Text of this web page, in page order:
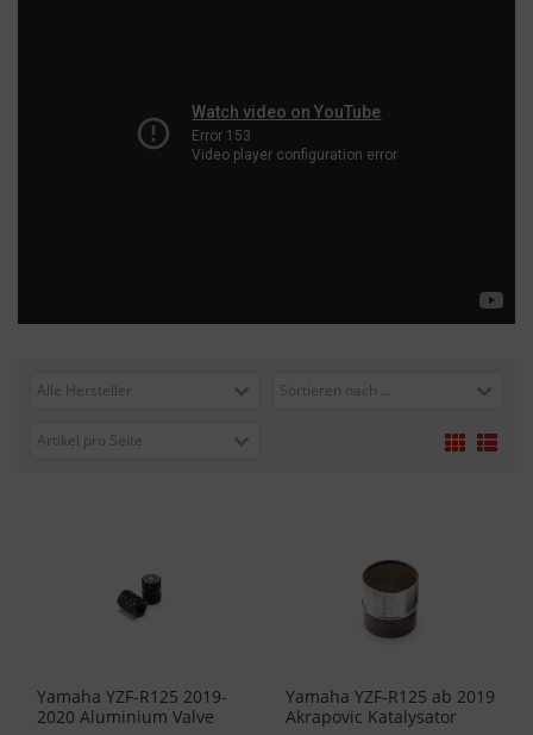
Alle Hersteller Sortieren nach ...
Artikel pro Seite
Yamaha YZF-R125 2019-
2020 Aluminium Valve
Yamaha YZF-R125 ab 2019
Akrapovic Katalysator